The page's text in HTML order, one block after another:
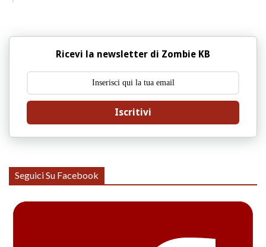
Ricevi la newsletter di Zombie KB
Iscritivi
Seguici Su Facebook